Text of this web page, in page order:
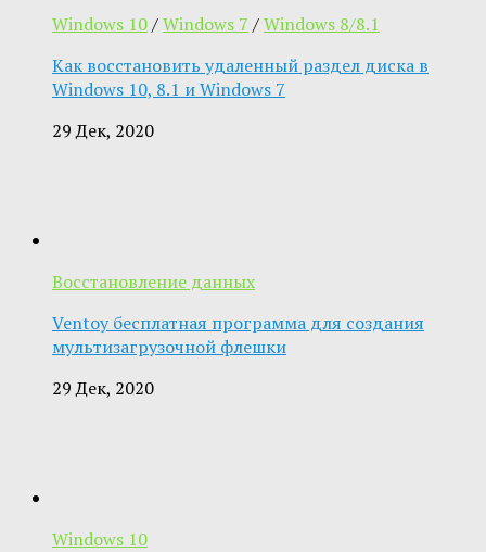
Windows 10/Windows 7 /Windows 8/8.1
Как восстановить удаленный раздел диска в
Windows 10, 8.1 и Windows 7
29 Дек, 2020
Восстановление данных
Ventoy бесплатная программа для создания
мультизагрузочной флешки
29 Дек, 2020
Windows 10